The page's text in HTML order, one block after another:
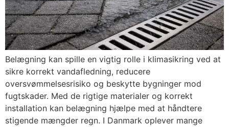
Belægning kan spille en vigtig rolle i klimasikring ved at
sikre korrekt vandafledning, reducere
oversvømmelsesrisiko og beskytte bygninger mod
fugtskader. Med de rigtige materialer og korrekt
installation kan belægning hjælpe med at håndtere
stigende mængder regn. I Danmark oplever mange